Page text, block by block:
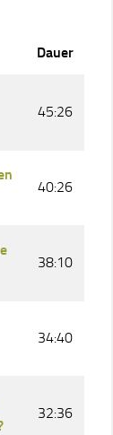
Dauer
45:26
40:26
38:10
34:40
32:36